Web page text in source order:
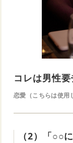
コレは男性
恋愛（こちらは使用
（2）「○○